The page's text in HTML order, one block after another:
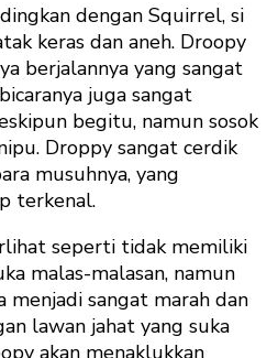
dengan Squirrel, si
keras dan aneh. Droopy
berjalannya yang sangat
juga sangat
begitu, namun sosok
Droppy sangat cerdik
musuhnya, yang
terkenal.
seperti tidak memiliki
malas-malasan, namun
menjadi sangat marah dan
lawan jahat yang suka
akan menaklukkan